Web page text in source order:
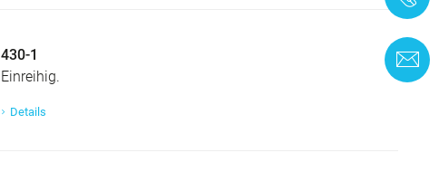
430-1
Einreihig.
Details